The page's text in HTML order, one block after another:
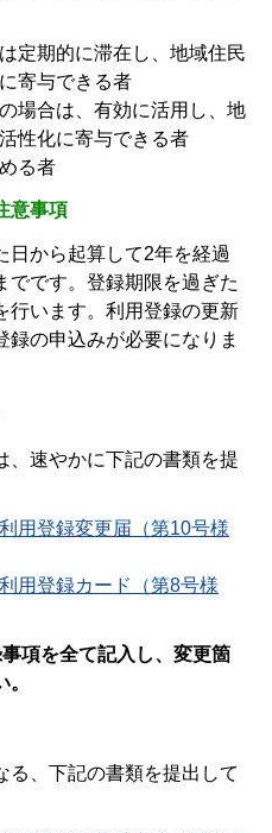
定期的に滞在し、地域住民
寄与できる者
場合は、有効に活用し、地
性化に寄与できる者
る者
意事項
日から起算して2年を経過
でです。登録期限を過ぎた
行います。利用登録の更新
録の申込みが必要になりま
、速やかに下記の書類を提
用登録変更届（第10号様
用登録カード（第8号様
項を全て記入し、変更箇
る、下記の書類を提出して